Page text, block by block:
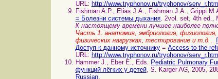
URL: http://www.tryphonov.ru/tryphonov/
Fishman A.P., Elias J.A., Fishman J.A., Grippi
= Болезни системы дыхания. 2vol. set, 4th ed.,
К настоящему времени лучшее наиболее
Часть 1: анатомия, эмбриология,
физических нагрузках, тестирование и т.д. .
Доступ к данному источнику = Access to the
URL: http://www.tryphonov.ru/tryphonov/
Hammer J., Eber E., Eds. Pediatric Pulmonary
функций лёгких у детей, S. Karger AG, 2005,
Russian.